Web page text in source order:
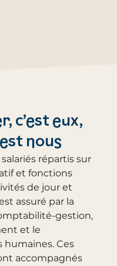
c’est eux,
nous
salariés répartis sur
et fonctions
de jour et
assuré par la
gestion,
et le
humaines. Ces
accompagnés